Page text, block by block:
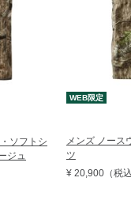
ソフトシ
ジュ
WEB限定
メンズ ノース
ツ
¥ 20,900（税込